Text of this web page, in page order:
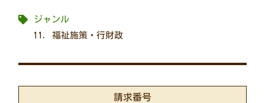
ジャンル
11. 福祉施策・行財政
請求番号